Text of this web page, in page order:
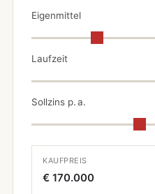
Eigenmittel
Laufzeit
Sollzins p. a.
KAUFPREIS
€ 170.000